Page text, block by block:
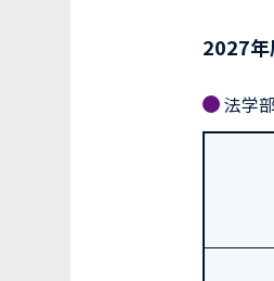
2027年
法学